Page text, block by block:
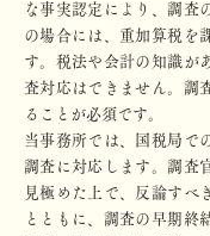
な事実認定により、調査
の場合には、重加算税を
す。税法や会計の知識が
査対応はできません。調
ることが必須です。
当事務所では、国税局で
調査に対応します。調査
見極めた上で、反論すべ
とともに、調査の早期終